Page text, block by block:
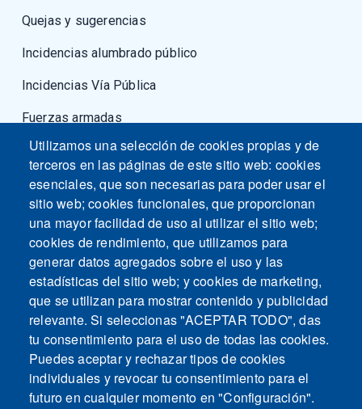
Quejas y sugerencias
Incidencias alumbrado público
Incidencias Vía Pública
Fuerzas armadas
Utilizamos una selección de cookies propias y de
terceros en las páginas de este sitio web: cookies
esenciales, que son necesarias para poder usar el
sitio web; cookies funcionales, que proporcionan
una mayor facilidad de uso al utilizar el sitio web;
cookies de rendimiento, que utilizamos para
generar datos agregados sobre el uso y las
estadísticas del sitio web; y cookies de marketing,
que se utilizan para mostrar contenido y publicidad
relevante. Si seleccionas "ACEPTAR TODO", das
tu consentimiento para el uso de todas las cookies.
Puedes aceptar y rechazar tipos de cookies
individuales y revocar tu consentimiento para el
futuro en cualquier momento en "Configuración".